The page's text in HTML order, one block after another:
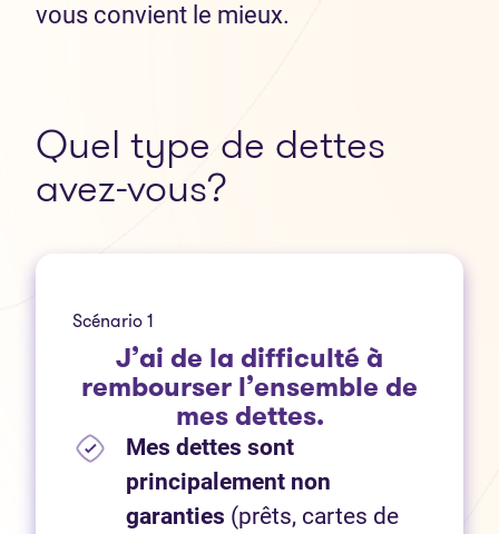
vous convient le mieux.
Quel type de dettes
avez-vous?
Scénario 1
J’ai de la difficulté à
rembourser l’ensemble de
mes dettes.
Mes dettes sont
principalement non
garanties (prêts, cartes de